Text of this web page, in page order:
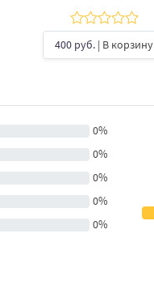
400 руб. | В корзину
0%
0%
0%
0%
0%